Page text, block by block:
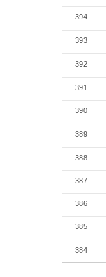
394
393
392
391
390
389
388
387
386
385
384